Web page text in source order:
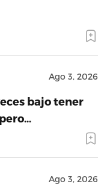
Ago 3, 2026
bajo tener
Ago 3, 2026